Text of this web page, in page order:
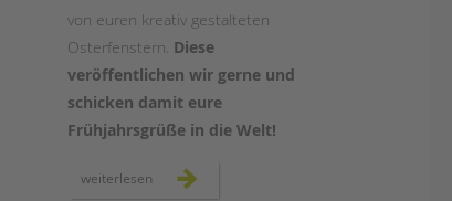
von euren kreativ gestalteten
Osterfenstern. Diese
veröffentlichen wir gerne und
schicken damit eure
Frühjahrsgrüße in die Welt!
weiterlesen kreative
ideen: